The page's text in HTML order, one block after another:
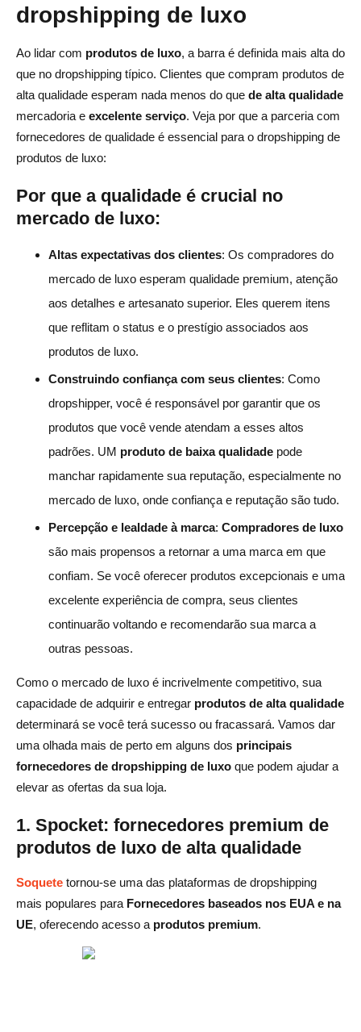
dropshipping de luxo
Ao lidar com produtos de luxo, a barra é definida mais alta do
que no dropshipping típico. Clientes que compram produtos de
alta qualidade esperam nada menos do que de alta qualidade
mercadoria e excelente serviço. Veja por que a parceria com
fornecedores de qualidade é essencial para o dropshipping de
produtos de luxo:
Por que a qualidade é crucial no
mercado de luxo:
Altas expectativas dos clientes: Os compradores do
mercado de luxo esperam qualidade premium, atenção
aos detalhes e artesanato superior. Eles querem itens
que reflitam o status e o prestígio associados aos
produtos de luxo.
Construindo confiança com seus clientes: Como
dropshipper, você é responsável por garantir que os
produtos que você vende atendam a esses altos
padrões. UM produto de baixa qualidade pode
manchar rapidamente sua reputação, especialmente no
mercado de luxo, onde confiança e reputação são tudo.
Percepção e lealdade à marca: Compradores de luxo
são mais propensos a retornar a uma marca em que
confiam. Se você oferecer produtos excepcionais e uma
excelente experiência de compra, seus clientes
continuarão voltando e recomendarão sua marca a
outras pessoas.
Como o mercado de luxo é incrivelmente competitivo, sua
capacidade de adquirir e entregar produtos de alta qualidade
determinará se você terá sucesso ou fracassará. Vamos dar
uma olhada mais de perto em alguns dos principais
fornecedores de dropshipping de luxo que podem ajudar a
elevar as ofertas da sua loja.
1. Spocket: fornecedores premium de
produtos de luxo de alta qualidade
Soquete tornou-se uma das plataformas de dropshipping
mais populares para Fornecedores baseados nos EUA e na
UE, oferecendo acesso a produtos premium.